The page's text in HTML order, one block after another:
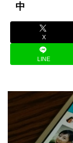
中
X
LINE